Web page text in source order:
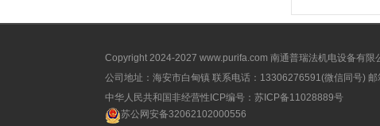
Copyright 2024-2027 www.purifa.com 南通普瑞法机电设备有限
公司地址：海安市白甸镇 联系电话：13306276591(微信同号)
中华人民共和国非经营性ICP编号： 苏ICP备11028889号
苏公网安备32062102000556